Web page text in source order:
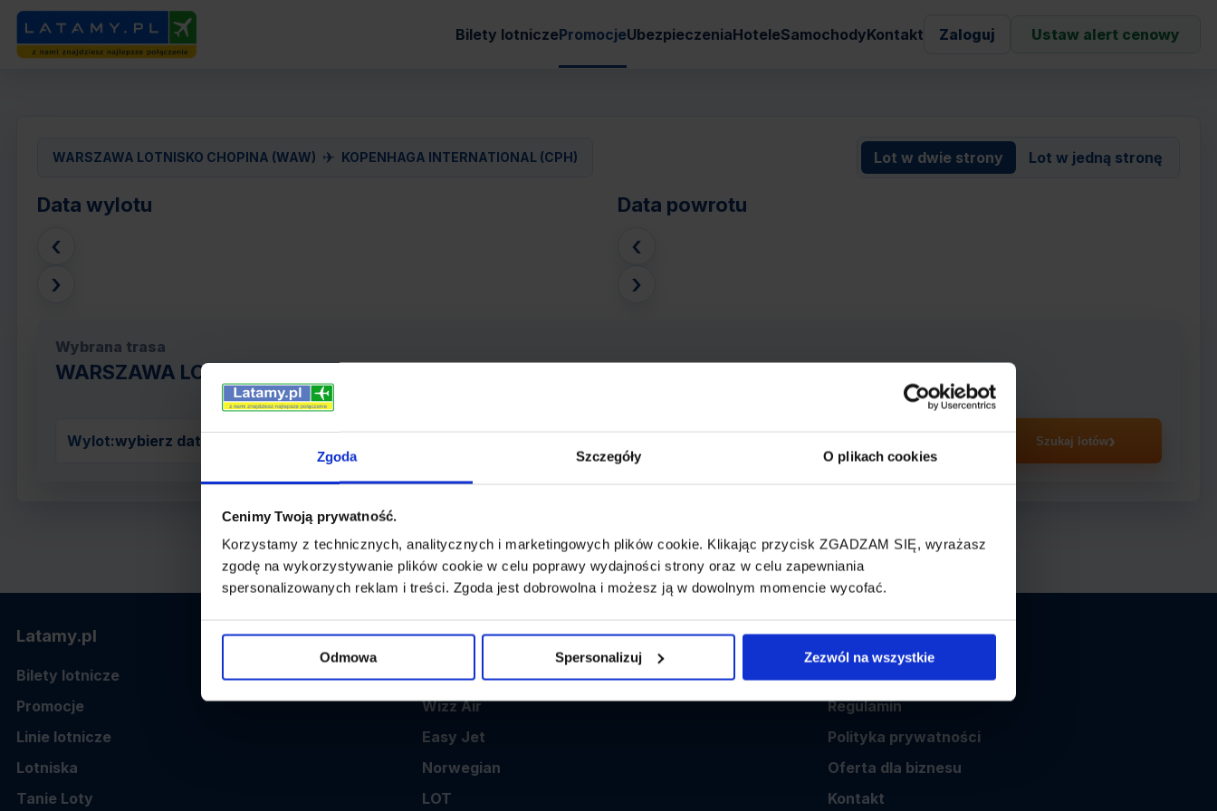
Zgoda Szczegóły O plikach cookies
Cenimy Twoją prywatność.
Korzystamy z technicznych, analitycznych i marketingowych plików cookie. Klikając przycisk ZGADZAM SIĘ, wyrażasz
zgodę na wykorzystywanie plików cookie w celu poprawy wydajności strony oraz w celu zapewniania
spersonalizowanych reklam i treści. Zgoda jest dobrowolna i możesz ją w dowolnym momencie wycofać.
Odmowa Spersonalizuj Zezwól na wszystkie
Bilety lotniczePromocjeUbezpieczeniaHoteleSamochodyKontakt Zaloguj Ustaw alert cenowy
WARSZAWA LOTNISKO CHOPINA (WAW) ✈ KOPENHAGA INTERNATIONAL (CPH) Lot w dwie strony Lot w jedną stronę
Data wylotu
‹
›
Data powrotu
‹
›
Wybrana trasa
WARSZAWA LOTNISKO CHOPINA (WAW) - KOPENHAGA INTERNATIONAL (CPH)
Wylot:wybierz datę z kalendarza Szukaj lotów
Latamy.pl
Bilety lotnicze
Promocje
Linie lotnicze
Lotniska
Tanie Loty
Popularne linie
Ryanair
Wizz Air
Easy Jet
Norwegian
LOT
Informacje
O nas
Regulamin
Polityka prywatności
Oferta dla biznesu
Kontakt